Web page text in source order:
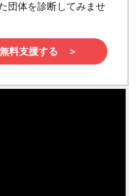
団体を診断してみませ
料支援する ＞